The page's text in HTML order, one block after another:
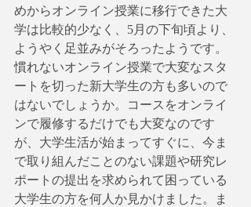
めからオンライン授業に移行できた大
学は比較的少なく、5月の下旬頃より、
ようやく足並みがそろったようです。
慣れないオンライン授業で大変なスタ
ートを切った新大学生の方も多いので
はないでしょうか。コースをオンライ
ンで履修するだけでも大変なのです
が、大学生活が始まってすぐに、今ま
で取り組んだことのない課題や研究レ
ポートの提出を求められて困っている
大学生の方を何人か見かけました。ま